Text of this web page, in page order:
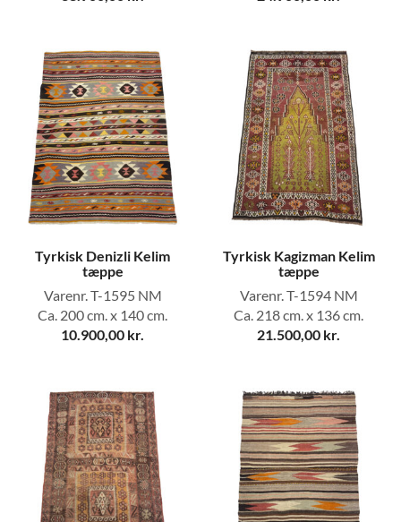
Tyrkisk Denizli Kelim
tæppe
Varenr. T-1595 NM
Ca. 200 cm. x 140 cm.
10.900,00 kr.
Tyrkisk Kagizman Kelim
tæppe
Varenr. T-1594 NM
Ca. 218 cm. x 136 cm.
21.500,00 kr.